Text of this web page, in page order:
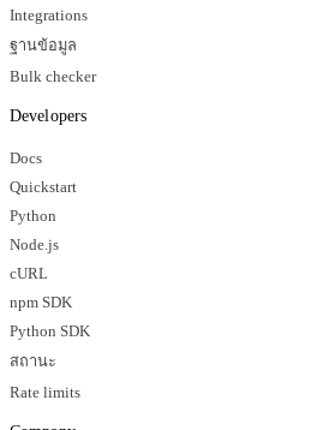
Integrations
ฐานข้อมูล
Bulk checker
Developers
Docs
Quickstart
Python
Node.js
cURL
npm SDK
Python SDK
สถานะ
Rate limits